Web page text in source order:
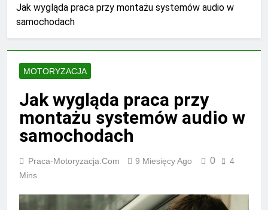
Jak wygląda praca przy montażu systemów audio w
samochodach
MOTORYZACJA
Jak wygląda praca przy
montażu systemów audio w
samochodach
Praca-Motoryzacja.com 9 Miesięcy Ago 0
4
Mins